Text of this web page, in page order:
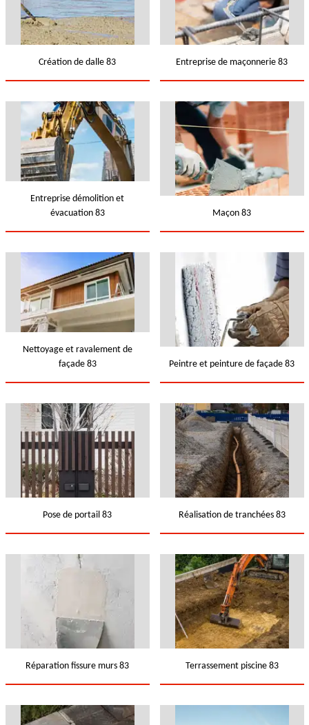
Création de dalle 83 Entreprise de maçonnerie 83
Entreprise démolition et
évacuation 83
Maçon 83
Nettoyage et ravalement de
façade 83
Peintre et peinture de façade 83
Pose de portail 83 Réalisation de tranchées 83
Réparation fissure murs 83 Terrassement piscine 83